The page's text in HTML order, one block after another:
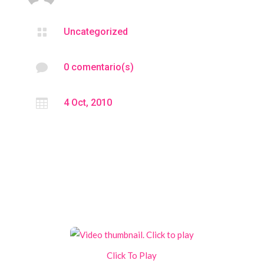
 Uncategorized
 0 comentario(s)
 4 Oct, 2010
Click To Play